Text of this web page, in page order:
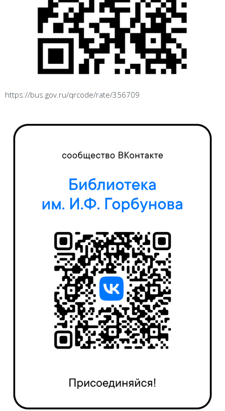
https://bus.gov.ru/qrcode/rate/356709